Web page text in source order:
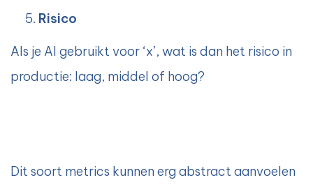
Risico
Als je AI gebruikt voor ‘x’, wat is dan het risico in
productie: laag, middel of hoog?
Dit soort metrics kunnen erg abstract aanvoelen